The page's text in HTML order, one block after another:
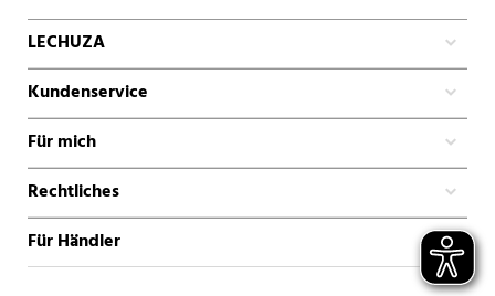
LECHUZA
Kundenservice
Für mich
Rechtliches
Für Händler